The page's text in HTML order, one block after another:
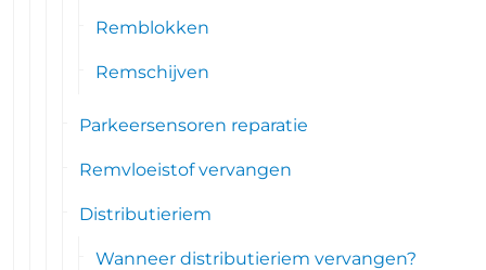
Remblokken
Remschijven
Parkeersensoren reparatie
Remvloeistof vervangen
Distributieriem
Wanneer distributieriem vervangen?